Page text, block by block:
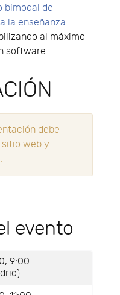
bimodal de
la enseñanza
al máximo
software.
debe
web y
evento
9:00